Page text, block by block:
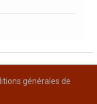
générales de